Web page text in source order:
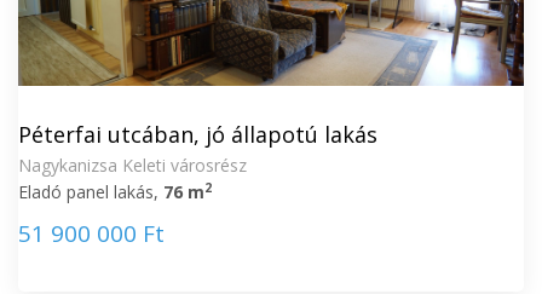
Péterfai utcában, jó állapotú lakás
Nagykanizsa Keleti városrész
Eladó panel lakás, 76 m2
51 900 000 Ft